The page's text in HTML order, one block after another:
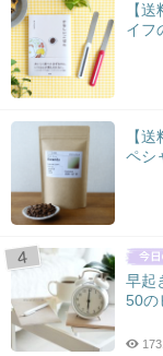
【
イフ
【
ペシ
早起
50の